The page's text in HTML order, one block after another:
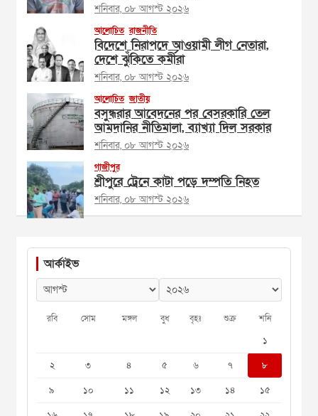
শনিবার, ০৮ আগস্ট ২০২৬
আলোচিত রাজনীতি
বিদেশে নিরাপদে আওয়ামী লীগ নেতারা,
দেশে ঝুঁকিতে কর্মীরা
শনিবার, ০৮ আগস্ট ২০২৬
আলোচিত জাতীয়
বসুন্ধরার আবেদনের পর বেসরকারি তেল
আমদানির নীতিমালা, ব্যাখ্যা দিল সরকার
শনিবার, ০৮ আগস্ট ২০২৬
গাজীপুর
শ্রীপুরে ট্রেনে কাটা পড়ে দম্পতি নিহত
শনিবার, ০৮ আগস্ট ২০২৬
আর্কাইভ
রবি সোম মঙ্গল বুধ বৃহঃ শুক্র শনি
১
২
৩ ৪ ৫ ৬ ৭
৮
৯
১০ ১১ ১২ ১৩ ১৪
১৫